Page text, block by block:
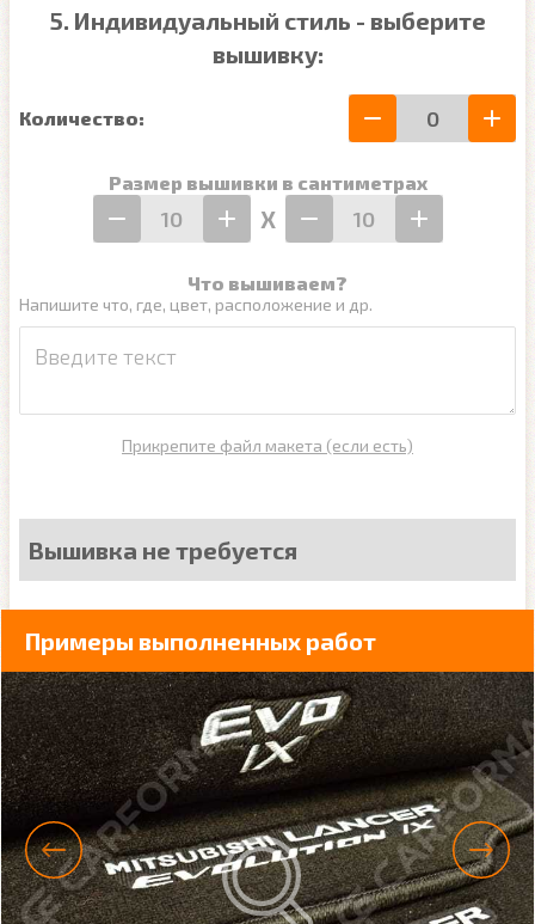
5. Индивидуальный стиль - выберите
вышивку:
Количество:
Размер вышивки в сантиметрах
Х
Что вышиваем?
Напишите что, где, цвет, расположение и др.
Прикрепите файл макета (если есть)
Вышивка не требуется
Примеры выполненных работ